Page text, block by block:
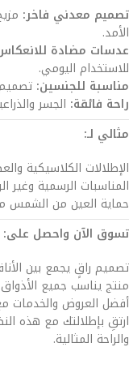
تصميم معدني فاخر:
الأمد.
عدسات مضادة
للاستخدام اليومي.
مناسبة للجنسين:
راحة فائقة: الجسر
مثالي لـ:
الإطلالات الكلاسيكية
المناسبات الرسمية وغير
حماية العين من الشمس
تسوق الآن واحصل على:
تصميم راقٍ يجمع بين
منتج يناسب جميع
أفضل العروض والخدمات
ارتقِ بإطلالتك مع هذه
والراحة المثالية.